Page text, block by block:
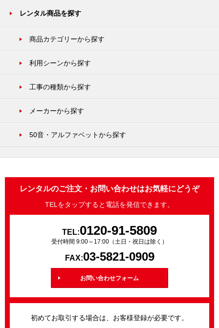
レンタル商品を探す
商品カテゴリーから探す
利用シーンから探す
工事の種類から探す
メーカーから探す
50音・アルファベットから探す
レンタルのご注文・お問い合わせはお気軽にどうぞ
TELをタップすると電話を発信できます。
TEL:0120-91-5809
受付時間 9:00～17:00（土日・祝日は除く）
FAX:03-5821-0909
お問い合わせフォーム
初めてお取引する場合は、お客様登録が必要です。